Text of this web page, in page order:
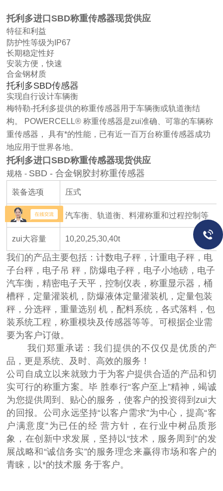
托利多进口SBD称重传感器现货供应
特征和利益
防护性等级为IP67
长期稳定性好
安装方便，快速
合金钢材质
托利多SBD传感器
实现自行设计车辆衡
梅特勒-托利多提供的称重传感器用于车辆衡或轨道衡结
构。 POWERCELL® 称重传感器是zui准确、可靠的车辆称
重传感器， 具有*的性能，已有近一百万台称重传感器成功
地应用于世界各地。
托利多进口SBD称重传感器现货供应
规格 - SBD - 合金钢胶封称重传感器
装备选项 压式
应用程序 汽车衡、轨道衡、料灌称重和过程控制等
zui大容量 10,20,25,30,40t
我们的产品主要包括：计数电子秤，计重电子秤，电
子台秤，电子吊 秤，防爆电子秤，电子小地磅，电子
汽车衡，精密电子天平，控制仪表，称重显示器，桶
槽秤，定量灌装机，防爆液体定量灌装机，定量包装
秤，分选秤，重量选别 机，配料系统，各式落料，包
装系统工程，称重模块及传感器等等。可根据企业需
要为客户订做。
我们郑重承诺：我们提供的不仅仅是优质的产
品，更是系统、及时、高效的服务！
公司自成立以来就致力于为客户提供合适的产品和切
实可行的称重方案。毕 胜奉行“客户至上”精神，竭诚
为您提供周到、贴心的服务，使客户的投资得到zui大
的回报。公司永远坚持“以客户需求”为中心，提高“客
户满意度”为已任的经 营方针，在行业中树品质形
象，在创新中求发展，坚持以“技术，服务周到”的发
展战略和“诚信务实”的服务理念来赢得市场和客户的
青睐，以*的技术服 务于客户。